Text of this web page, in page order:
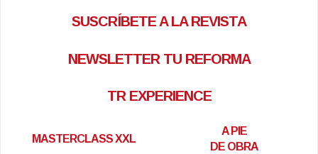
SUSCRÍBETE A LA REVISTA
NEWSLETTER TU REFORMA
TR EXPERIENCE
MASTERCLASS XXL
A PIE
DE OBRA